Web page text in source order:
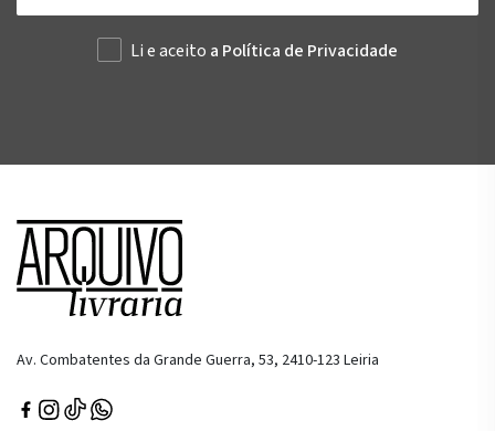
Li e aceito a Política de Privacidade
Av. Combatentes da Grande Guerra, 53, 2410-123 Leiria